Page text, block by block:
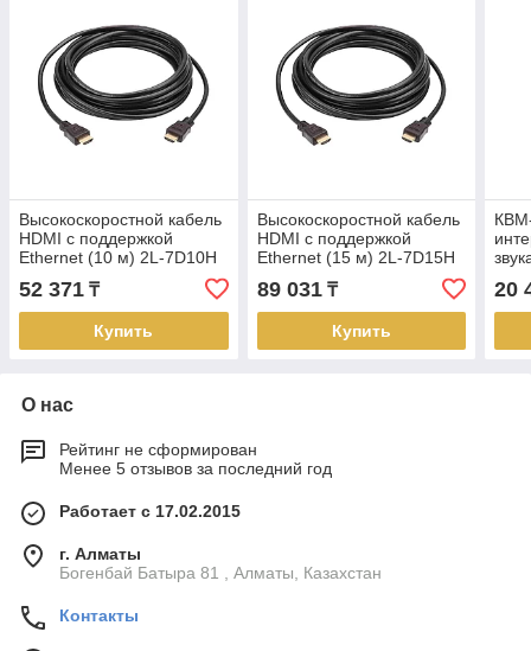
Высокоскоростной кабель
HDMI с поддержкой
Ethernet (10 м) 2L-7D10H
52 371 ₸
Купить
Высокоскоростной кабель
HDMI с поддержкой
Ethernet (15 м) 2L-7D15H
89 031₸
Купить
20
О нас
Рейтинг не сформирован
Менее 5 отзывов за последний год
Работает с 17.02.2015
г. Алматы
Богенбай Батыра 81 , Алматы, Казахстан
Контакты